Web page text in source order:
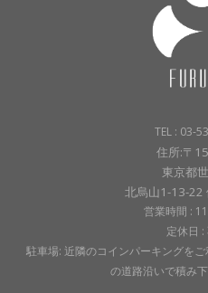
TEL : 03-
住所:〒
東京都
北烏山1-13-22
営業時間 :
定休日 :
駐車場: 近隣のコインパーキングを
の道路沿いで積み